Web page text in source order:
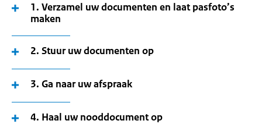
1. Verzamel uw documenten en laat pasfoto’s
maken
2. Stuur uw documenten op
3. Ga naar uw afspraak
4. Haal uw nooddocument op